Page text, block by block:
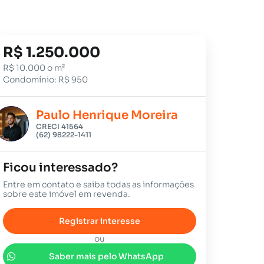
R$ 1.250.000
R$ 10.000 o m²
Condomínio: R$ 950
Paulo Henrique Moreira
CRECI 41564
(62) 98222-1411
Ficou interessado?
Entre em contato e saiba todas as informações
sobre este imóvel em revenda.
Registrar interesse
ou
Saber mais pelo WhatsApp